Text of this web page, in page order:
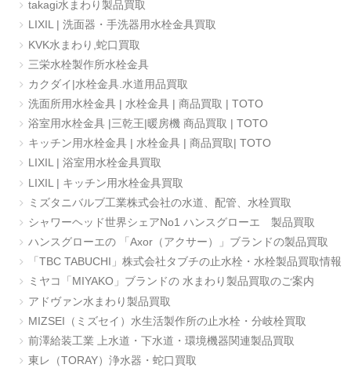
takagi水まわり製品買取
LIXIL | 洗面器・手洗器用水栓金具買取
KVK水まわり,蛇口買取
三栄水栓製作所水栓金具
カクダイ|水栓金具.水道用品買取
洗面所用水栓金具 | 水栓金具 | 商品買取 | TOTO
浴室用水栓金具 |三乾王|暖房機 商品買取 | TOTO
キッチン用水栓金具 | 水栓金具 | 商品買取| TOTO
LIXIL | 浴室用水栓金具買取
LIXIL | キッチン用水栓金具買取
ミズタニバルブ工業株式会社の水道、配管、水栓買取
シャワーヘッド世界シェアNo1 ハンスグローエ 製品買取
ハンスグローエの 「Axor（アクサー）」ブランドの製品買取
「TBC TABUCHI」株式会社タブチの止水栓・水栓製品買取情報
ミヤコ「MIYAKO」ブランドの 水まわり製品買取のご案内
アドヴァン水まわり製品買取
MIZSEI（ミズセイ）水生活製作所の止水栓・分岐栓買取
前澤給装工業 上水道・下水道・環境機器関連製品買取
東レ（TORAY）浄水器・蛇口買取